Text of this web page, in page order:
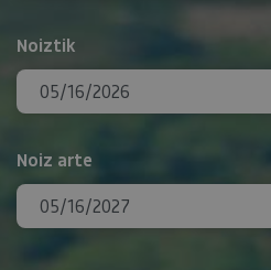
Noiztik
Noiz arte